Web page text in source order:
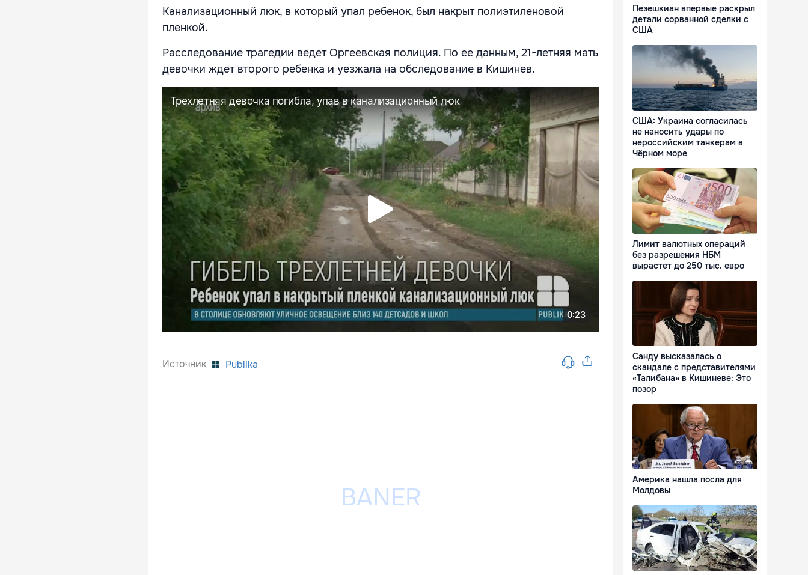
Канализационный люк, в который упал ребенок, был накрыт полиэтиленовой
пленкой.
Расследование трагедии ведет Оргеевская полиция. По ее данным, 21-летняя мать
девочки ждет второго ребенка и уезжала на обследование в Кишинев.
Источник Publika
Пезешкиан впервые раскрыл
детали сорванной сделки с
США
США: Украина согласилась
не наносить удары по
нероссийским танкерам в
Чёрном море
Лимит валютных операций
без разрешения НБМ
вырастет до 250 тыс. евро
Санду высказалась о
скандале с представителями
«Талибана» в Кишиневе: Это
позор
Америка нашла посла для
Молдовы